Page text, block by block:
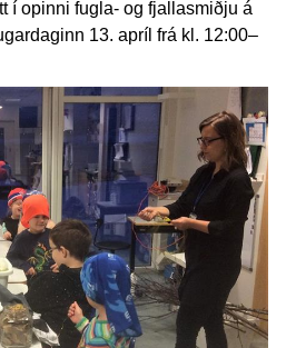
í opinni fugla- og fjallasmiðju á
13. apríl frá kl. 12:00–